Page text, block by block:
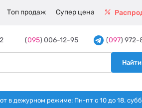
Топ продаж Супер цена
(095) 006-12-95 (097) 972-
в дежурном режиме: Пн-пт с 10 до 18.